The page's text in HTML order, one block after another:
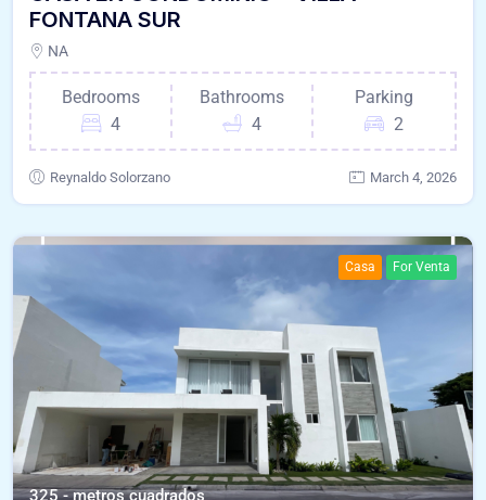
FONTANA SUR
NA
Bedrooms
4
Bathrooms
4
Parking
2
Reynaldo Solorzano March 4, 2026
Casa For Venta